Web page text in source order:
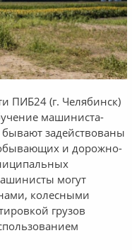
ПИБ24 (г. Челябинск)
машиниста-
бывают задействованы
и дорожно-
могут
колесными
грузов